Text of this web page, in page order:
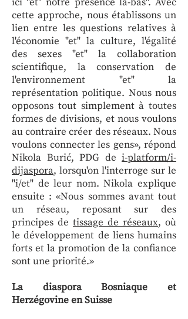
cette approche, nous établissons un
lien entre les questions relatives à
l'économie "et" la culture, l'égalité
des sexes "et" la collaboration
scientifique, la conservation de
l'environnement "et" la
représentation politique. Nous nous
opposons tout simplement à toutes
formes de divisions, et nous voulons
au contraire créer des réseaux. Nous
voulons connecter les gens», répond
Nikola Burić, PDG de i-platform/i-
dijaspora, lorsqu'on l'interroge sur le
"i/et" de leur nom. Nikola explique
ensuite : «Nous sommes avant tout
un réseau, reposant sur des
principes de tissage de réseaux, où
le développement de liens humains
forts et la promotion de la confiance
sont une priorité.»
La diaspora Bosniaque et
Herzégovine en Suisse